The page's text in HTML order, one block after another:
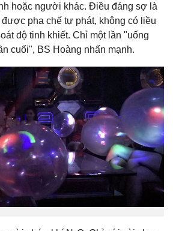
hoặc người khác. Điều đáng sợ là
pha chế tự phát, không có liều
độ tinh khiết. Chỉ một lần "uống
cuối", BS Hoàng nhấn mạnh.